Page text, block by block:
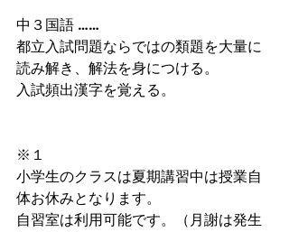
中３国語 ……
都立入試問題ならではの類題を大量に
読み解き、解法を身につける。
入試頻出漢字を覚える。
※１
小学生のクラスは夏期講習中は授業自
体お休みとなります。
自習室は利用可能です。（月謝は発生